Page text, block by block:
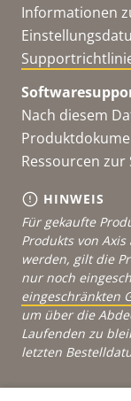
Informationen
Nach diesem
Ressourcen zur
HINWEIS
Für gekaufte
Produkts von
werden, gilt die
nur noch
eingeschränkten
um über die
Laufenden zu
letzten